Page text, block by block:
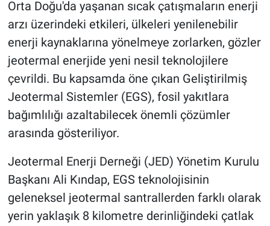
Orta Doğu'da yaşanan sıcak çatışmaların enerji
arzı üzerindeki etkileri, ülkeleri yenilenebilir
enerji kaynaklarına yönelmeye zorlarken, gözler
jeotermal enerjide yeni nesil teknolojilere
çevrildi. Bu kapsamda öne çıkan Geliştirilmiş
Jeotermal Sistemler (EGS), fosil yakıtlara
bağımlılığı azaltabilecek önemli çözümler
arasında gösteriliyor.
Jeotermal Enerji Derneği (JED) Yönetim Kurulu
Başkanı Ali Kındap, EGS teknolojisinin
geleneksel jeotermal santrallerden farklı olarak
yerin yaklaşık 8 kilometre derinliğindeki çatlak
BİLİM VE TEKNOLOJİ
Güvenlik
Bölge